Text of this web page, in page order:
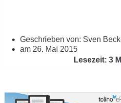
Geschrieben von: Sven
am 26. Mai 2015
Lesezeit: 3